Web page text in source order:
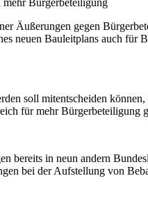
Äußerungen gegen
neuen Bauleitplans auch
soll mitentscheiden
für mehr
bereits in neun andern
bei der Aufstellung von